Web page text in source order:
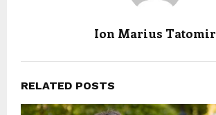
Ion Marius Tatomir
RELATED POSTS